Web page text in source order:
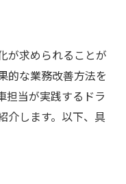
が求められることが
的な業務改善方法を
担当が実践するドラ
介します。以下、具